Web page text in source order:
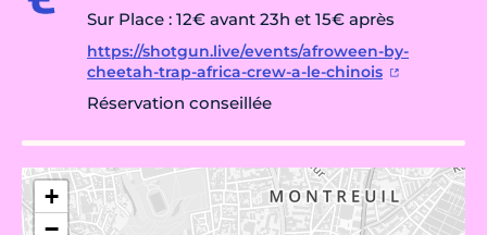
Sur Place : 12€ avant 23h et 15€ après
https://shotgun.live/events/afroween-by-
cheetah-trap-africa-crew-a-le-chinois
Réservation conseillée
+
−